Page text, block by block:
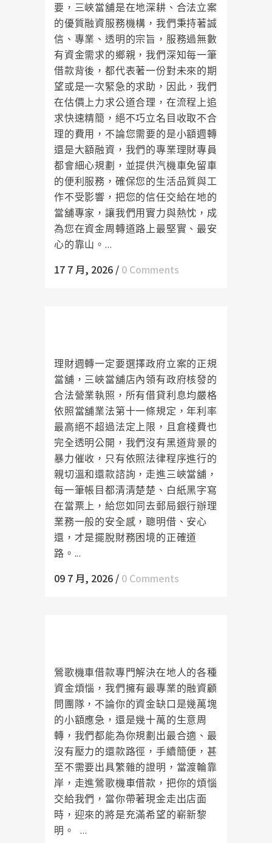
要，三峽當舖是在地深耕、合法立案
的優質融資服務機構，我們秉持著誠
信、專業、透明的宗旨，服務過無數
有資金需求的鄉親，我們深知每一筆
借款背後，都代表著一份對未來的期
望或是一次緊急的求助，因此，我們
在估價上力求公道合理，在流程上追
求快速精簡，絕不巧立名目收取不合
理的費用，不論您需要的是小額週轉
還是大額融資，我們的專業理財專員
都會細心規劃，並提供汽機車免留車
的便利服務，確保您的生活品質與工
作不受影響，把您的信任交給在地的
當舖專家，讓我們用實力與熱忱，成
為您在資金周轉道路上最堅實、最安
心的靠山。...
17 7 月, 2026 / 0 Comments
理財週轉一定要選擇政府立案的正規
當舖，三峽當舖店內領有政府核發的
合法營業執照，所有借貸利息均嚴格
依照當舖業法第十一條規定，年利率
最高絕不超過法定上限，且倉棧費也
完全透明公開，我們沒有黑道背景的
暴力催收，只有依照法律程序進行的
親切溫和還款諮詢，走進三峽當舖，
每一筆帳目都清清楚楚、白紙黑字寫
在當票上，給您如同去郵局銀行辦理
業務一般的安全感，聰明借、安心
還，才是擺脫財務困境的正確道
路。...
09 7 月, 2026 / 0 Comments
鶯歌機車借款專門解決在地人的各種
資金煩惱，我們擁有最專業的融資顧
問團隊，不論你的資金缺口是幾萬塊
的小額應急，還是幾十萬的生意周
轉，我們都能為你規劃出最合適、最
沒有壓力的還款路徑，手續簡便，甚
至不需要出具繁雜的證明，當渡輪靠
岸，走進鶯歌機車借款，把你的煩惱
交給我們，當你帶著現金走出店面
時，迎來的將是充滿希望的嶄新黎
明。 ...